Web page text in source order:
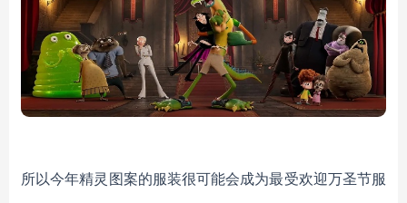
所以今年精灵图案的服装很可能会成为最受欢迎万圣节服